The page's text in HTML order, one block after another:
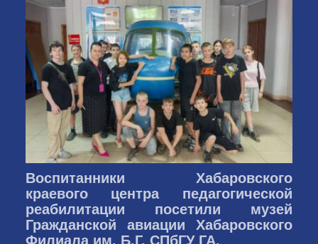
Воспитанники Хабаровского
краевого центра педагогической
реабилитации посетили музей
Гражданской авиации Хабаровского
Филиала им. Б.Г. СПбГУ ГА.